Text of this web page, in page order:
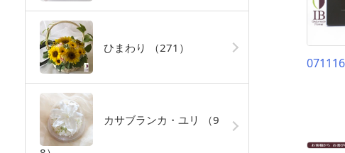
ひまわり （271）
カサブランカ・ユリ （9